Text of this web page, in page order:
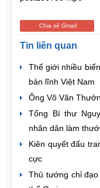
Chia sẻ Gmail
Tin liên quan
Thế giới nhiều
bản lĩnh Việt Nam
Ông Võ Văn
Tổng Bí thư
nhân dân làm
Kiên quyết đấu
cực
Thủ tướng chỉ